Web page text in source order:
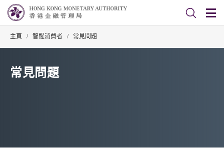
主頁 / 智醒消費者 / 常見問題
常見問題